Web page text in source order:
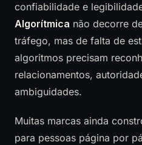
confiabilidade e
Algorítmica não decorre
tráfego, mas de falta de
algoritmos precisam
relacionamentos,
ambiguidades.
Muitas marcas ainda
para pessoas página por